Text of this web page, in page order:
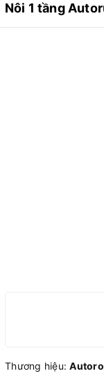
Nôi 1 tầng
Thương hiệu:Autoro